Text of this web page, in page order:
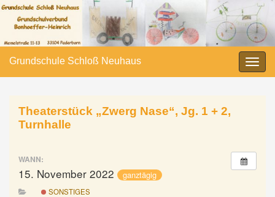
Grundschule Schloß Neuhaus
Theaterstück „Zwerg Nase“, Jg. 1 + 2,
Turnhalle
WANN:
15. November 2022 ganztägig
SONSTIGES